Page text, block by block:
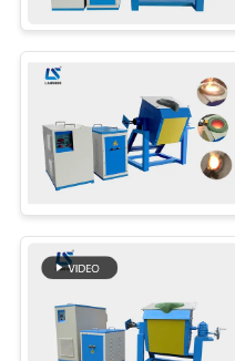
macchina
torre di
ciclo